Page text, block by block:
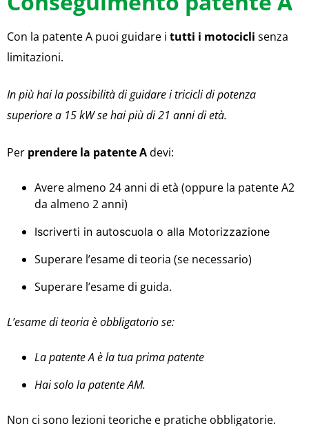
Con la patente A puoi guidare i tutti i motocicli senza
limitazioni.
In più hai la possibilità di guidare i tricicli di potenza
superiore a 15 kW se hai più di 21 anni di età.
Per prendere la patente Adevi:
Avere almeno 24 anni di età (oppure la patente A2
da almeno 2 anni)
Iscriverti in autoscuola o alla Motorizzazione
Superare l’esame di teoria (se necessario)
Superare l’esame di guida.
L’esame di teoria è obbligatorio se:
La patente A è la tua prima patente
Hai solo la patente AM.
Non ci sono lezioni teoriche e pratiche obbligatorie.